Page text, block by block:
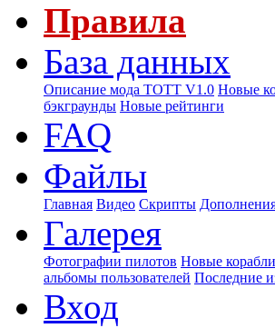
Правила
База данных
Описание мода ТОТТ V1.0 Новые
бэкграунды Новые рейтинги
FAQ
Файлы
Главная Видео Скрипты
Галерея
Фотографии пилотов Новые корабли
альбомы пользователей Последние
Вход